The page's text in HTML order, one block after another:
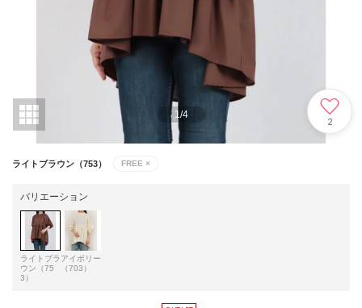
1/4
2
ライトブラウン（753） FREE ×
バリエーション
ライトブラ
ウン（75
3）
アイボリー
（703）